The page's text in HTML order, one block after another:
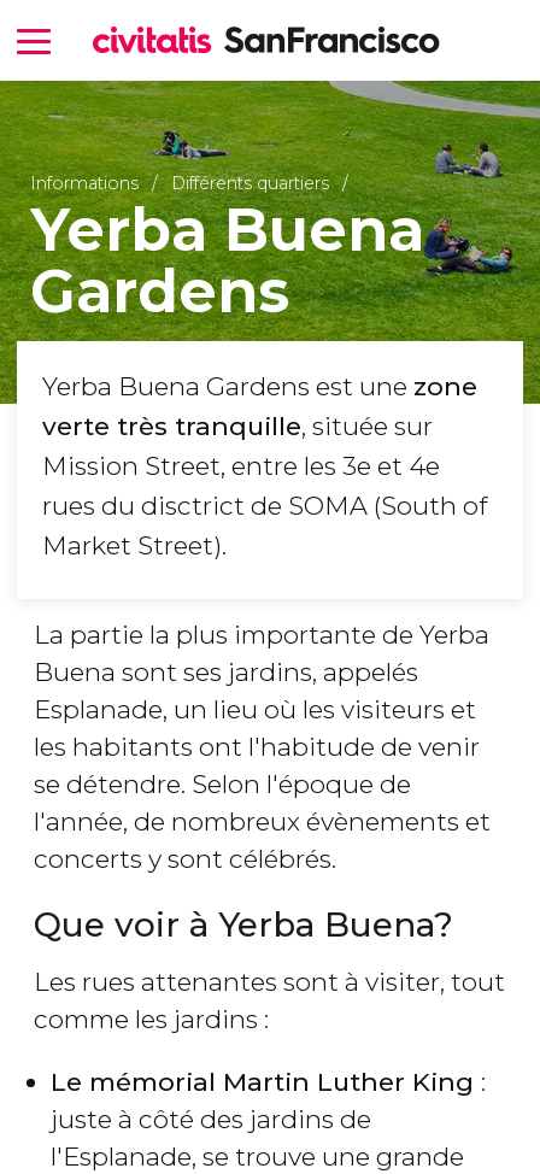
Informations Différents quartiers
Yerba Buena
Gardens
Yerba Buena Gardens est une zone
verte très tranquille, située sur
Mission Street, entre les 3e et 4e
rues du disctrict de SOMA (South of
Market Street).
La partie la plus importante de Yerba
Buena sont ses jardins, appelés
Esplanade, un lieu où les visiteurs et
les habitants ont l'habitude de venir
se détendre. Selon l'époque de
l'année, de nombreux évènements et
concerts y sont célébrés.
Que voir à Yerba Buena?
Les rues attenantes sont à visiter, tout
comme les jardins :
Le mémorial Martin Luther King :
juste à côté des jardins de
l'Esplanade, se trouve une grande